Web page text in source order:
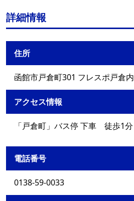
詳細情報
住所
函館市戸倉町301 フレスポ戸倉内
アクセス情報
「戸倉町」バス停 下車 徒歩1分
電話番号
0138-59-0033